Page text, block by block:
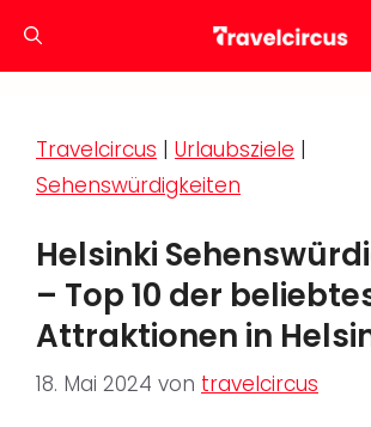
Inhalt
Travelcircus | Urlaubsziele |
Sehenswürdigkeiten
Helsinki
– Top 10 der
Attraktionen in
18. Mai 2024 von travelcircus